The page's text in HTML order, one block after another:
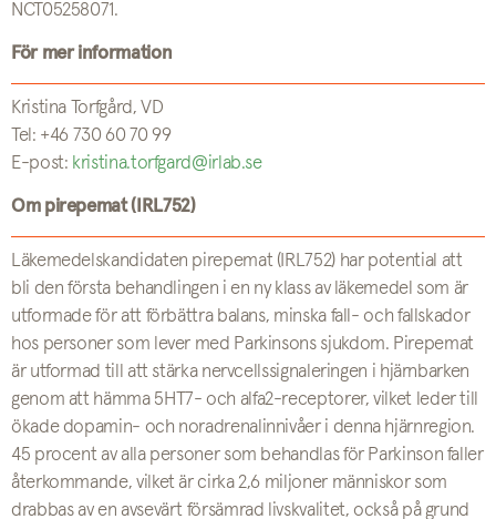
NCT05258071.
För mer information
Kristina Torfgård, VD
Tel: +46 730 60 70 99
E-post: kristina.torfgard@irlab.se
Om pirepemat (IRL752)
Läkemedelskandidaten pirepemat (IRL752) har potential att
bli den första behandlingen i en ny klass av läkemedel som är
utformade för att förbättra balans, minska fall- och fallskador
hos personer som lever med Parkinsons sjukdom. Pirepemat
är utformad till att stärka nervcellssignaleringen i hjärnbarken
genom att hämma 5HT7- och alfa2-receptorer, vilket leder till
ökade dopamin- och noradrenalinnivåer i denna hjärnregion.
45 procent av alla personer som behandlas för Parkinson faller
återkommande, vilket är cirka 2,6 miljoner människor som
drabbas av en avsevärt försämrad livskvalitet, också på grund